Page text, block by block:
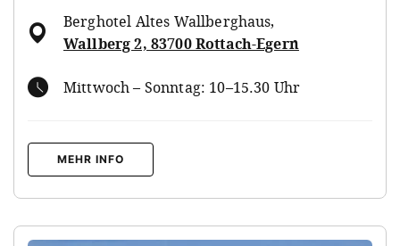
Berghotel Altes Wallberghaus,
Wallberg 2, 83700 Rottach-Egern
Mittwoch – Sonntag: 10–15.30 Uhr
MEHR INFO